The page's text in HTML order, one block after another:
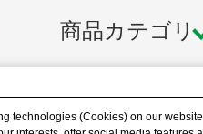
商品カテゴリ
technologies (Cookies) on our